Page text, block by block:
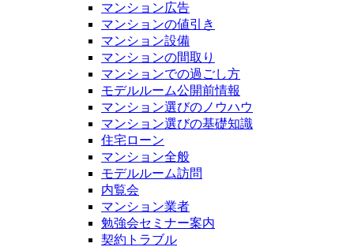
マンション広告
マンションの値引き
マンション設備
マンションの間取り
マンションでの過ごし方
モデルルーム公開前情報
マンション選びのノウハウ
マンション選びの基礎知識
住宅ローン
マンション全般
モデルルーム訪問
内覧会
マンション業者
勉強会セミナー案内
契約トラブル